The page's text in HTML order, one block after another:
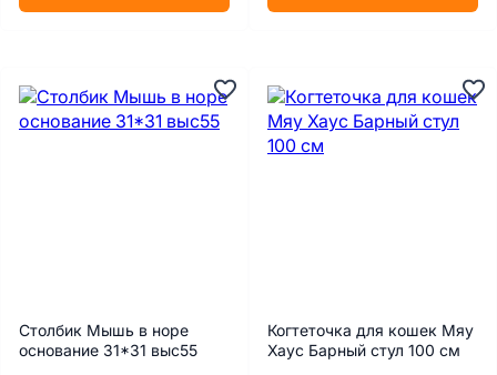
Столбик Мышь в норе
основание 31*31 выс55
Когтеточка для кошек Мяу
Хаус Барный стул 100 см